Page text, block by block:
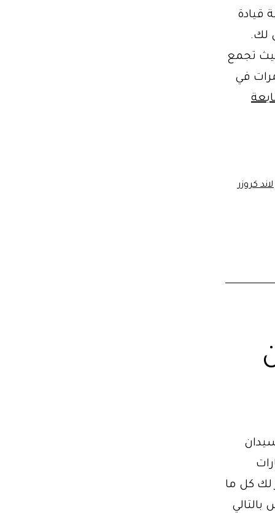
قيادة
لك.
تجمع
في
كروزر
لك كل ما